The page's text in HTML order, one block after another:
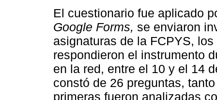
El cuestionario fue aplicado
Google Forms, se enviaron
asignaturas de la FCPYS,
respondieron el instrumento
en la red, entre el 10 y el 14
constó de 26 preguntas,
primeras fueron analizadas